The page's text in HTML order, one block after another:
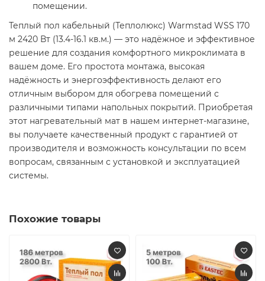
помещении.​
Теплый пол кабельный (Теплолюкс) Warmstad WSS 170
м 2420 Вт (13.4-16.1 кв.м.) — это надёжное и эффективное
решение для создания комфортного микроклимата в
вашем доме. Его простота монтажа, высокая
надёжность и энергоэффективность делают его
отличным выбором для обогрева помещений с
различными типами напольных покрытий. Приобретая
этот нагревательный мат в нашем интернет-магазине,
вы получаете качественный продукт с гарантией от
производителя и возможность консультации по всем
вопросам, связанным с установкой и эксплуатацией
системы.​
Похожие товары